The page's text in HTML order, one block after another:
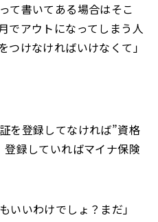
て書いてある場合はそこ
でアウトになってしまう人
つけなければいけなくて」
を登録してなければ”資格
録していればマイナ保険
いいわけでしょ？まだ」